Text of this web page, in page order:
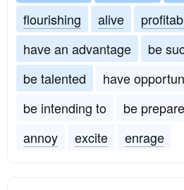
flourishing
alive
have an advantage
be
be talented
have
be intending to
be
annoy
excite enrage